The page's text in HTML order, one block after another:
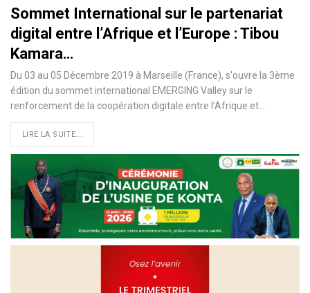
Sommet International sur le partenariat
digital entre l’Afrique et l’Europe : Tibou
Kamara…
Du 03 au 05 Décembre 2019 à Marseille (France), s'ouvre la 3ème
édition du sommet international EMERGING Valley sur le
renforcement de la coopération digitale entre l’Afrique et
LIRE LA SUITE...